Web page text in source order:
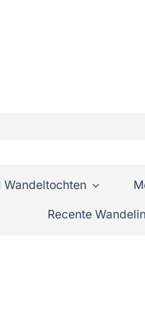
Wandeltochten
Recente